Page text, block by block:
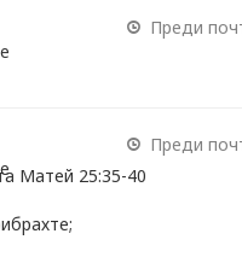
Преди
Преди
Матей 25:35-40